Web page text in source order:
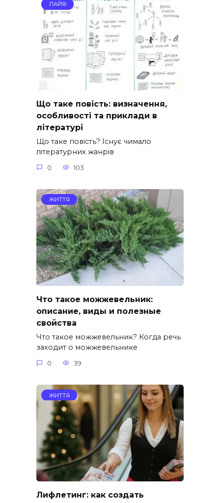
ЛАЙФ
Що таке повість: визначення,
особливості та приклади в
літературі
Що таке повість? Існує чимало
літературних жанрів
0 103
ЖИТТЯ
Что такое можжевельник:
описание, виды и полезные
свойства
Что такое можжевельник? Когда речь
заходит о можжевельнике
0 39
ЖИТТЯ
Лифлетинг: как создать